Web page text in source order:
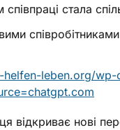
стала
leben.org/
відкриває нові